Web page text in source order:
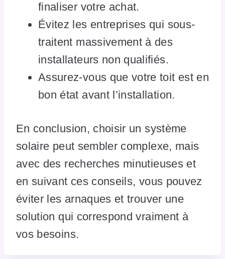
finaliser votre achat.
Évitez les entreprises qui sous-
traitent massivement à des
installateurs non qualifiés.
Assurez-vous que votre toit est en
bon état avant l’installation.
En conclusion, choisir un système
solaire peut sembler complexe, mais
avec des recherches minutieuses et
en suivant ces conseils, vous pouvez
éviter les arnaques et trouver une
solution qui correspond vraiment à
vos besoins.